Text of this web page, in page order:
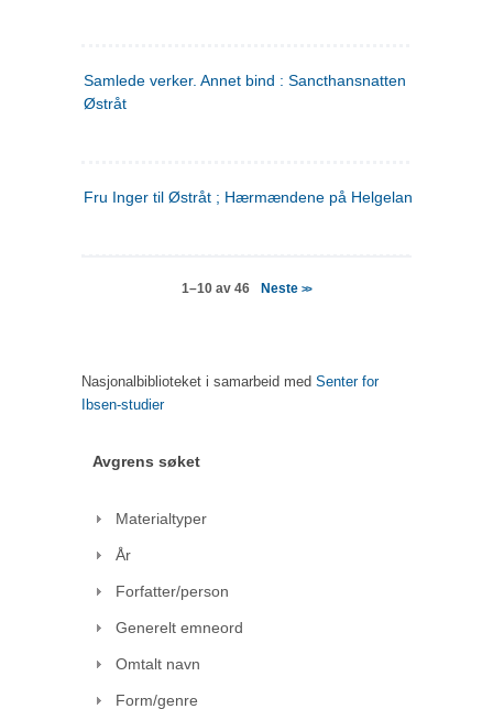
Samlede verker. Annet bind : Sancthansnatten ; Fru Inger
Østråt
Fru Inger til Østråt ; Hærmændene på Helgeland
1–10 av 46 Neste>>
Nasjonalbiblioteket i samarbeid med Senter for
Ibsen-studier
Avgrens søket
Materialtyper
År
Forfatter/person
Generelt emneord
Omtalt navn
Form/genre